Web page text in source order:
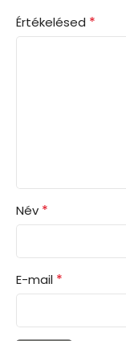
Értékelésed *
Név *
E-mail *